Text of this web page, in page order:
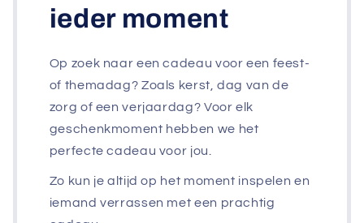
ieder moment
Op zoek naar een cadeau voor een feest-
of themadag? Zoals kerst, dag van de
zorg of een verjaardag? Voor elk
geschenkmoment hebben we het
perfecte cadeau voor jou.
Zo kun je altijd op het moment inspelen en
iemand verrassen met een prachtig